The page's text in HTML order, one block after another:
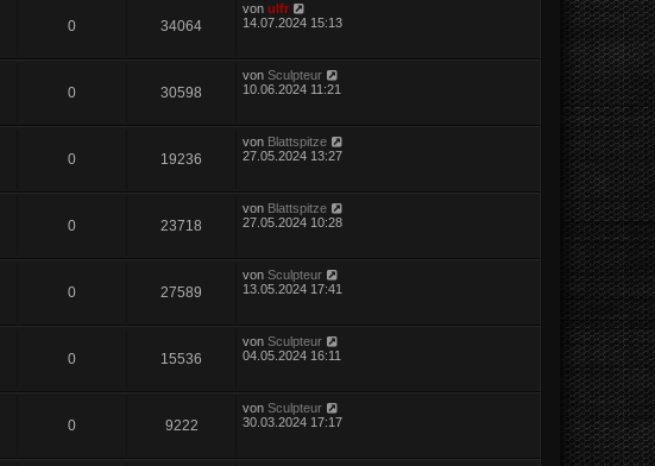
0 34064
von ulfr
14.07.2024 15:13
0 30598
von Sculpteur
10.06.2024 11:21
0 19236
von Blattspitze
27.05.2024 13:27
0 23718
von Blattspitze
27.05.2024 10:28
0 27589
von Sculpteur
13.05.2024 17:41
0 15536
von Sculpteur
04.05.2024 16:11
0 9222
von Sculpteur
30.03.2024 17:17